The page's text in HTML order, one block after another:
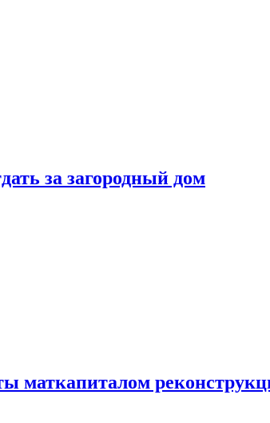
за загородный дом
маткапиталом